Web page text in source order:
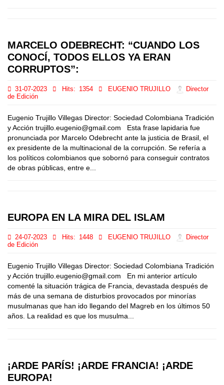
MARCELO ODEBRECHT: “CUANDO LOS
CONOCÍ, TODOS ELLOS YA ERAN
CORRUPTOS”:
31-07-2023 Hits: 1354 EUGENIO TRUJILLO
Director
de Edición
Eugenio Trujillo Villegas Director: Sociedad Colombiana Tradición
y Acción trujillo.eugenio@gmail.com Esta frase lapidaria fue
pronunciada por Marcelo Odebrecht ante la justicia de Brasil, el
ex presidente de la multinacional de la corrupción. Se refería a
los políticos colombianos que sobornó para conseguir contratos
de obras públicas, entre e...
EUROPA EN LA MIRA DEL ISLAM
24-07-2023 Hits: 1448 EUGENIO TRUJILLO
Director
de Edición
Eugenio Trujillo Villegas Director: Sociedad Colombiana Tradición
y Acción trujillo.eugenio@gmail.com En mi anterior artículo
comenté la situación trágica de Francia, devastada después de
más de una semana de disturbios provocados por minorías
musulmanas que han ido llegando del Magreb en los últimos 50
años. La realidad es que los musulma...
¡ARDE PARÍS! ¡ARDE FRANCIA! ¡ARDE
EUROPA!